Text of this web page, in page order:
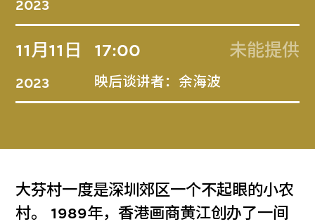
2023
11月11日
2023
17:00 未能提供
映后谈讲者：余海波
大芬村一度是深圳郊区一个不起眼的小农
村。 1989年，香港画商黄江创办了一间